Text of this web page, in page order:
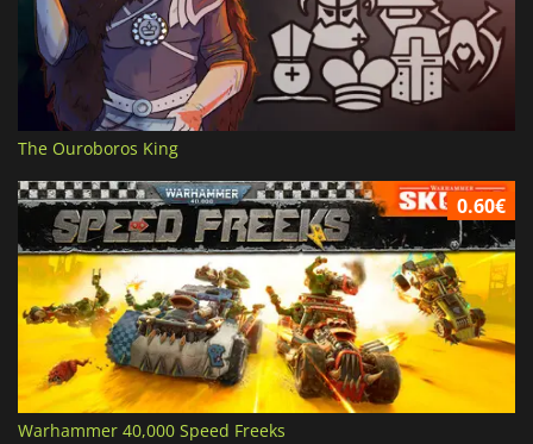
The Ouroboros King
0.60€
Warhammer 40,000 Speed Freeks